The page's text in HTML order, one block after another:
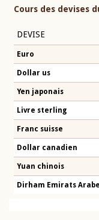
Cours des devises
DEVISE
Euro
Dollar us
Yen japonais
Livre sterling
Franc suisse
Dollar canadien
Yuan chinois
Dirham Emirats